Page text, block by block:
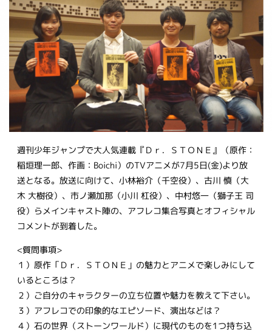
週刊少年ジャンプで大人気連載『Ｄｒ．ＳＴＯＮＥ』（原作：
稲垣理一郎、作画：Boichi）のTVアニメが7月5日(金)より放
送となる。放送に向けて、小林裕介（千空役）、古川 慎（大
木 大樹役）、市ノ瀬加那（小川 杠役）、中村悠一（獅子王 司
役）らメインキャスト陣の、アフレコ集合写真とオフィシャル
コメントが到着した。
<質問事項>
１）原作「Ｄｒ．ＳＴＯＮＥ」の魅力とアニメで楽しみにして
いるところは？
２）ご自分のキャラクターの立ち位置や魅力を教えて下さい。
３）アフレコでの印象的なエピソード、演出などは？
４）石の世界（ストーンワールド）に現代のものを1つ持ち込